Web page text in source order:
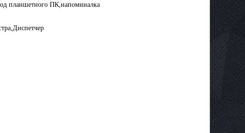
планшетного ПК,напоминалка